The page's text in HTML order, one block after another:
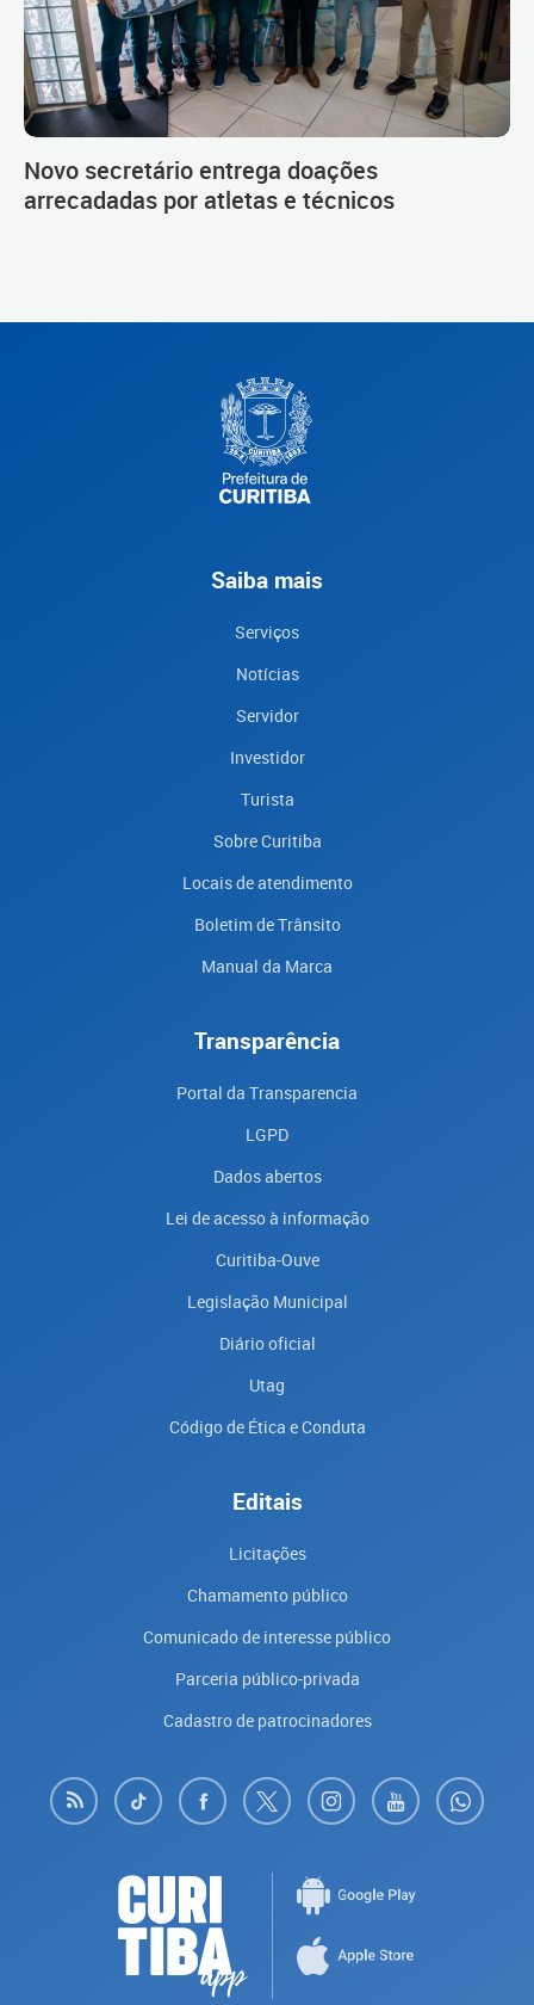
Novo secretário entrega doações
arrecadadas por atletas e técnicos
Saiba mais
Serviços
Notícias
Servidor
Investidor
Turista
Sobre Curitiba
Locais de atendimento
Boletim de Trânsito
Manual da Marca
Transparência
Portal da Transparencia
LGPD
Dados abertos
Lei de acesso à informação
Curitiba-Ouve
Legislação Municipal
Diário oficial
Utag
Código de Ética e Conduta
Editais
Licitações
Chamamento público
Comunicado de interesse público
Parceria público-privada
Cadastro de patrocinadores